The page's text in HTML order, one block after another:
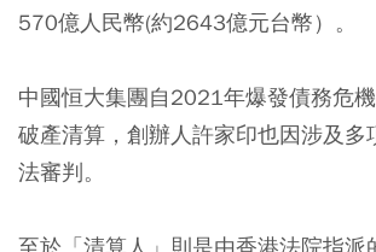
570億人民幣(約2643億元台幣）。
中國恒大集團自2021年爆發債務危
破產清算，創辦人許家印也因涉及多
法審判。